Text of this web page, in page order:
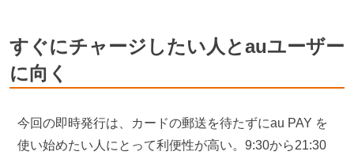
すぐにチャージしたい人とauユーザー
に向く
今回の即時発行は、カードの郵送を待たずにau PAY を
使い始めたい人にとって利便性が高い。9:30から21:30